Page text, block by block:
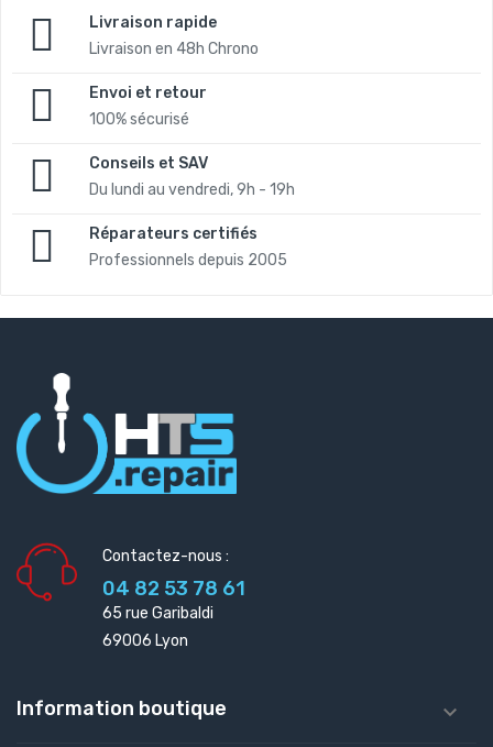
Livraison rapide
Livraison en 48h Chrono
Envoi et retour
100% sécurisé
Conseils et SAV
Du lundi au vendredi, 9h - 19h
Réparateurs certifiés
Professionnels depuis 2005
Contactez-nous :
04 82 53 78 61
65 rue Garibaldi
69006 Lyon
Information boutique 